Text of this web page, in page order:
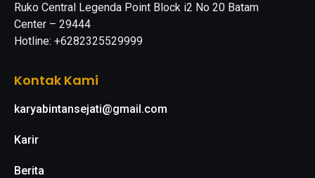
Ruko Central Legenda Point Block i2 No 20 Batam
Center – 29444
Hotline: +6282325529999
Kontak Kami
karyabintansejati@gmail.com
Karir
Berita